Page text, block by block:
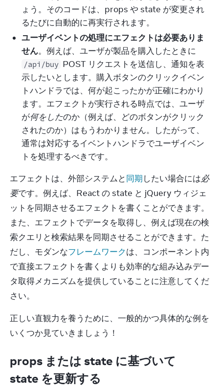
ょう。そのコードは、props や state が変更され
るたびに自動的に再実行されます。
ユーザイベントの処理にエフェクトは必要ありま
せん。例えば、ユーザが製品を購入したときに
/api/buy POST リクエストを送信し、通知を表
示したいとします。購入ボタンのクリックイベン
トハンドラでは、何が起こったかが正確にわかり
ます。エフェクトが実行される時点では、ユーザ
が何をしたのか（例えば、どのボタンがクリック
されたのか）はもうわかりません。したがって、
通常は対応するイベントハンドラでユーザイベン
トを処理するべきです。
エフェクトは、外部システムと同期したい場合には必
要です。例えば、React の state と jQuery ウィジェ
ットを同期させるエフェクトを書くことができます。
また、エフェクトでデータを取得し、例えば現在の検
索クエリと検索結果を同期させることができます。た
だし、モダンなフレームワークは、コンポーネント内
で直接エフェクトを書くよりも効率的な組み込みデー
タ取得メカニズムを提供していることに注意してくだ
さい。
正しい直観力を養うために、一般的かつ具体的な例を
いくつか見ていきましょう！
props または state に基づいて
state を更新する